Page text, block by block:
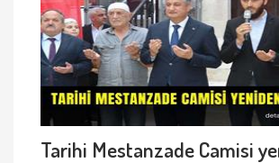
Tarihi Mestanzade Camisi